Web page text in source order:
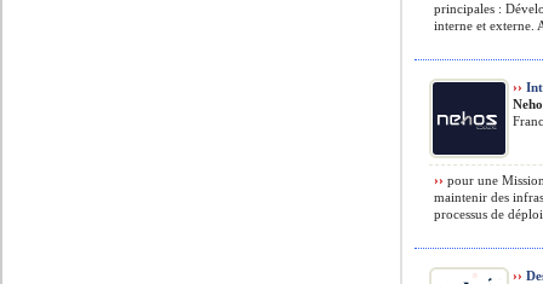
principales :
interne et externe.
››
›› pour une
maintenir des
processus de
››